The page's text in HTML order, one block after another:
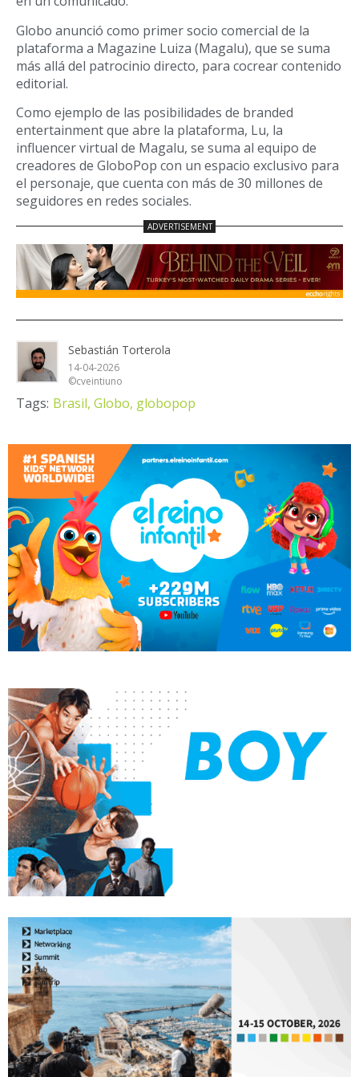
Globo anunció como primer socio comercial de la
plataforma a Magazine Luiza (Magalu), que se suma
más allá del patrocinio directo, para cocrear contenido
editorial.
Como ejemplo de las posibilidades de branded
entertainment que abre la plataforma, Lu, la
influencer virtual de Magalu, se suma al equipo de
creadores de GloboPop con un espacio exclusivo para
el personaje, que cuenta con más de 30 millones de
seguidores en redes sociales.
Sebastián Torterola
14-04-2026
©cveintiuno
Tags: Brasil, Globo, globopop